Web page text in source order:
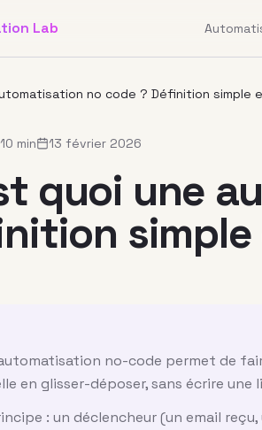
Lab
no code ? Définition simple
10 min 13 février 2026
quoi une
no-code permet de
en glisser-déposer, sans écrire une
: un déclencheur (un email